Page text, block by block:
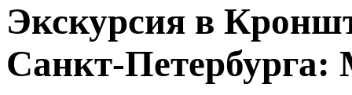
Экскурсия в
Санкт-Петербурга: